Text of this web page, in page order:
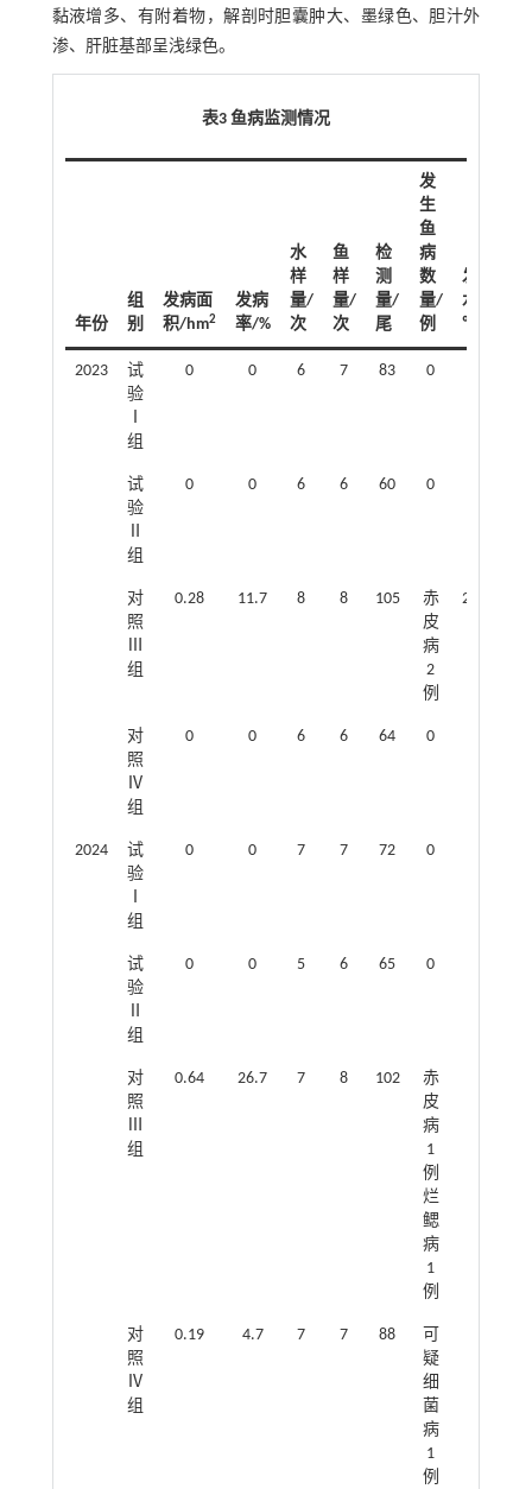
黏液增多、有附着物，解剖时胆囊肿大、墨绿色、胆汁外
渗、肝脏基部呈浅绿色。
表3 鱼病监测情况
年份
组
别
发病面
积/hm2
发病
率/%
水
样
量/
次
鱼
样
量/
次
检
测
量/
尾
发
生
鱼
病
数
量/
例
发病
水温/
℃
2023
试
验
Ⅰ
组
0 0 6 7 83 0
试
验
Ⅱ
组
0 0 6 6 60 0
对
照
Ⅲ
组
0.28 11.7 8 8 105
赤
皮
病
2
例
24.5；
对
照
Ⅳ
组
0 0 6 6 64 0
2024
试
验
Ⅰ
组
0 0 7 7 72 0
试
验
Ⅱ
组
0 0 5 6 65 0
对
照
Ⅲ
组
0.64 26.7 7 8 102
赤
皮
病
1
例
烂
鳃
病
1
例
对
照
Ⅳ
组
0.19 4.7 7 7 88
可
疑
细
菌
病
1
例